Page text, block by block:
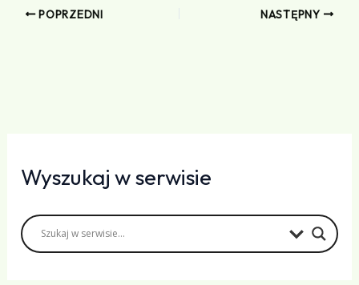
POPRZEDNI NASTĘPNY
Wyszukaj w serwisie